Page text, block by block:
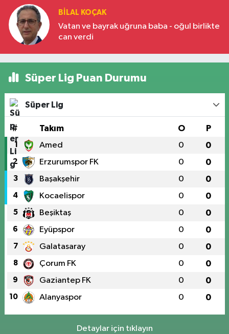
BILAL KOÇAK
Vatan ve bayrak uğruna baba - oğul birlikte
can verdi
Süper Lig Puan Durumu
Süper Lig
# Takım O P
1 Amed 0 0
2 Erzurumspor FK 0 0
3 Başakşehir 0 0
4 Kocaelispor 0 0
5 Beşiktaş 0 0
6 Eyüpspor 0 0
7 Galatasaray 0 0
8 Çorum FK 0 0
9 Gaziantep FK 0 0
10 Alanyaspor 0 0
Detaylar için tıklayın